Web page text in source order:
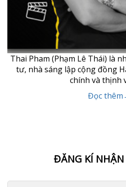
Thai Pham (Phạm Lê Thái) là
tư, nhà sáng lập cộng đồng
chính và thịnh
Đọc
ĐĂNG KÍ